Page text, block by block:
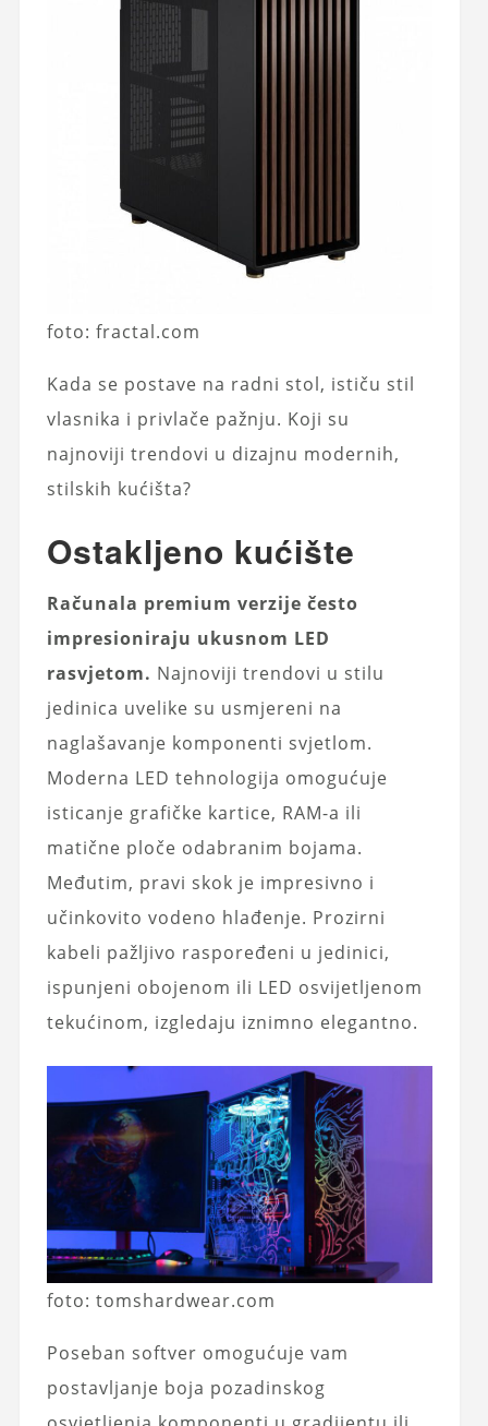
foto: fractal.com
Kada se postave na radni stol, ističu stil
vlasnika i privlače pažnju. Koji su
najnoviji trendovi u dizajnu modernih,
stilskih kućišta?
Ostakljeno kućište
Računala premium verzije često
impresioniraju ukusnom LED
rasvjetom. Najnoviji trendovi u stilu
jedinica uvelike su usmjereni na
naglašavanje komponenti svjetlom.
Moderna LED tehnologija omogućuje
isticanje grafičke kartice, RAM-a ili
matične ploče odabranim bojama.
Međutim, pravi skok je impresivno i
učinkovito vodeno hlađenje. Prozirni
kabeli pažljivo raspoređeni u jedinici,
ispunjeni obojenom ili LED osvijetljenom
tekućinom, izgledaju iznimno elegantno.
foto: tomshardwear.com
Poseban softver omogućuje vam
postavljanje boja pozadinskog